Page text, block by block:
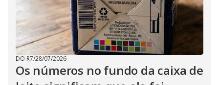
DO R7/28/07/2026
Os números no fundo da caixa de